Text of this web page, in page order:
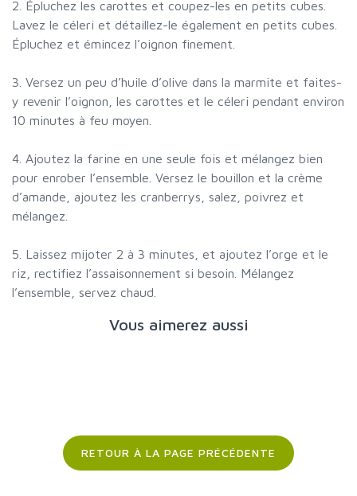
2. Épluchez les carottes et coupez-les en petits cubes.
Lavez le céleri et détaillez-le également en petits cubes.
Épluchez et émincez l’oignon finement.
3. Versez un peu d’huile d’olive dans la marmite et faites-
y revenir l’oignon, les carottes et le céleri pendant environ
10 minutes à feu moyen.
4. Ajoutez la farine en une seule fois et mélangez bien
pour enrober l’ensemble. Versez le bouillon et la crème
d’amande, ajoutez les cranberrys, salez, poivrez et
mélangez.
5. Laissez mijoter 2 à 3 minutes, et ajoutez l’orge et le
riz, rectifiez l’assaisonnement si besoin. Mélangez
l’ensemble, servez chaud.
Vous aimerez aussi
RETOUR À LA PAGE PRÉCÉDENTE